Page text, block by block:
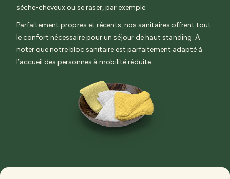
sèche-cheveux ou se raser, par exemple.
Parfaitement propres et récents, nos sanitaires offrent tout
le confort nécessaire pour un séjour de haut standing. A
noter que notre bloc sanitaire est parfaitement adapté à
l’accueil des personnes à mobilité réduite.